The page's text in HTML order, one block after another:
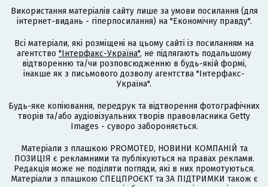
Використання матеріалів сайту лише за умови посилання (для
інтернет-видань - гіперпосилання) на "Економічну правду".
Всі матеріали, які розміщені на цьому сайті із посиланням на
агентство "Інтерфакс-Україна", не підлягають подальшому
відтворенню та/чи розповсюдженню в будь-якій формі,
інакше як з письмового дозволу агентства "Інтерфакс-
Україна".
Будь-яке копіювання, передрук та відтворення фотографічних
творів та/або аудіовізуальних творів правовласника Getty
Images - суворо забороняється.
Матеріали з плашкою PROMOTED, НОВИНИ КОМПАНІЙ та
ПОЗИЦІЯ є рекламними та публікуються на правах реклами.
Редакція може не поділяти погляди, які в них промотуються.
Матеріали з плашкою СПЕЦПРОЄКТ та ЗА ПІДТРИМКИ також є